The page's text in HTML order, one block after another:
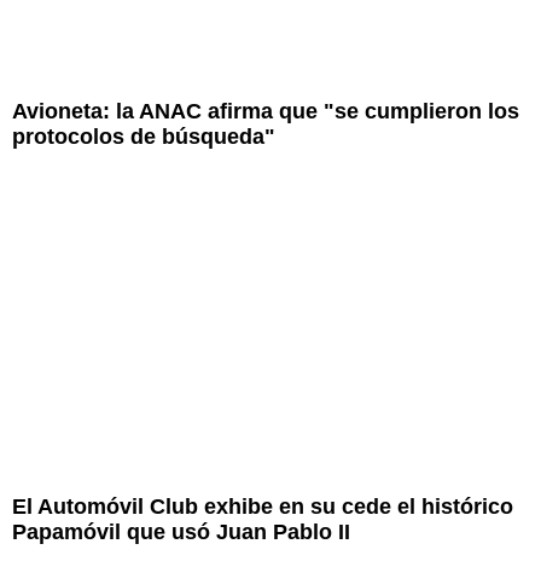
Avioneta: la ANAC afirma que "se cumplieron los
protocolos de búsqueda"
El Automóvil Club exhibe en su cede el histórico
Papamóvil que usó Juan Pablo II